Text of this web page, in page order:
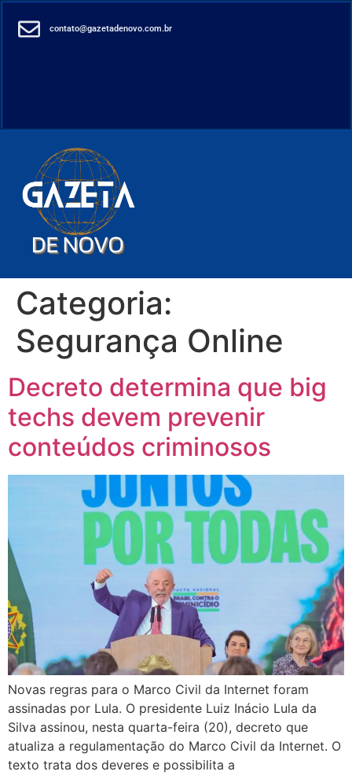
contato@gazetadenovo.com.br
Categoria:
Segurança Online
Decreto determina que big
techs devem prevenir
conteúdos criminosos
Novas regras para o Marco Civil da Internet foram
assinadas por Lula. O presidente Luiz Inácio Lula da
Silva assinou, nesta quarta-feira (20), decreto que
atualiza a regulamentação do Marco Civil da Internet. O
texto trata dos deveres e possibilita a